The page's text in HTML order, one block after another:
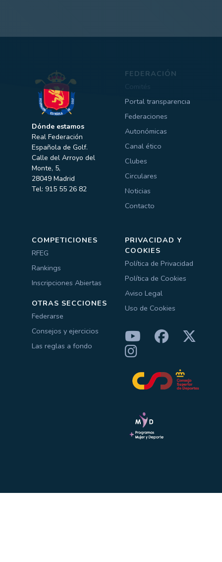
Dónde estamos
Real Federación
Española de Golf.
Calle del Arroyo del
Monte, 5,
28049 Madrid
Tel: 915 55 26 82
FEDERACIÓN
Portal transparencia
Federaciones
Autonómicas
Canal ético
Clubes
Circulares
Noticias
Contacto
COMPETICIONES
RFEG
Rankings
Inscripciones Abiertas
OTRAS SECCIONES
Federarse
Consejos y ejercicios
Las reglas a fondo
PRIVACIDAD Y
COOKIES
Política de Privacidad
Política de Cookies
Aviso Legal
Uso de Cookies